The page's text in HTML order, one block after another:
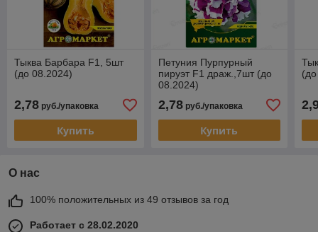
Тыква Барбара F1, 5шт
(до 08.2024)
2,78 руб./упаковка
Купить
Петуния Пурпурный
пируэт F1 драж.,7шт (до
08.2024)
2,78руб./упаковка
Купить
О нас
100% положительных из 49 отзывов за год
Работает с 28.02.2020